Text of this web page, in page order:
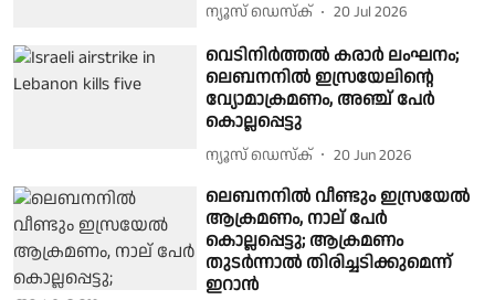
ന്യൂസ് ഡെസ്ക് 20 Jul 2026
വെടിനിർത്തൽ കരാർ ലംഘനം;
ലെബനനിൽ ഇസ്രയേലിൻ്റെ
വ്യോമാക്രമണം, അഞ്ച് പേർ
കൊല്ലപ്പെട്ടു
ന്യൂസ് ഡെസ്ക് 20 Jun 2026
ലെബനനില്‍ വീണ്ടും ഇസ്രയേല്‍
ആക്രമണം, നാല് പേര്‍
കൊല്ലപ്പെട്ടു; ആക്രമണം
തുടര്‍ന്നാല്‍ തിരിച്ചടിക്കുമെന്ന്
ഇറാന്‍